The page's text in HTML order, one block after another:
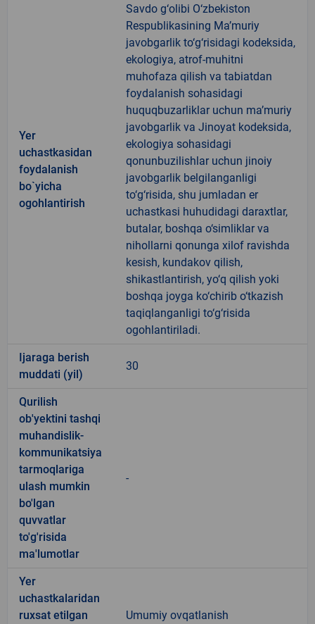
Yer
uchastkasidan
foydalanish
bo`yicha
ogohlantirish
Savdo g‘olibi O‘zbekiston
Respublikasining Ma’muriy
javobgarlik to‘g‘risidagi kodeksida,
ekologiya, atrof-muhitni
muhofaza qilish va tabiatdan
foydalanish sohasidagi
huquqbuzarliklar uchun ma’muriy
javobgarlik va Jinoyat kodeksida,
ekologiya sohasidagi
qonunbuzilishlar uchun jinoiy
javobgarlik belgilanganligi
to‘g‘risida, shu jumladan er
uchastkasi huhudidagi daraxtlar,
butalar, boshqa o‘simliklar va
nihollarni qonunga xilof ravishda
kesish, kundakov qilish,
shikastlantirish, yo‘q qilish yoki
boshqa joyga ko‘chirib o‘tkazish
taqiqlanganligi to‘g‘risida
ogohlantiriladi.
Ijaraga berish
muddati (yil)
30
Qurilish
ob'yektini tashqi
muhandislik-
kommunikatsiya
tarmoqlariga
ulash mumkin
bo'lgan
quvvatlar
to'g'risida
ma'lumotlar
-
Yer
uchastkalaridan
ruxsat etilgan
Umumiy ovqatlanish